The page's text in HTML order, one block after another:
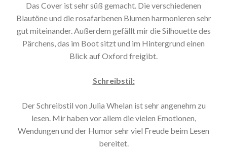
Das Cover ist sehr süß gemacht. Die verschiedenen
Blautöne und die rosafarbenen Blumen harmonieren sehr
gut miteinander. Außerdem gefällt mir die Silhouette des
Pärchens, das im Boot sitzt und im Hintergrund einen
Blick auf Oxford freigibt.
Schreibstil:
Der Schreibstil von Julia Whelan ist sehr angenehm zu
lesen. Mir haben vor allem die vielen Emotionen,
Wendungen und der Humor sehr viel Freude beim Lesen
bereitet.